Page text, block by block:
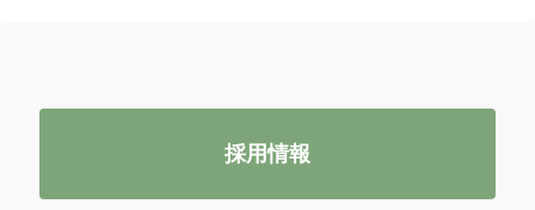
採用情報